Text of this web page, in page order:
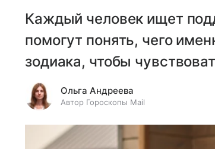
Каждый человек ищет
помогут понять, чего
зодиака, чтобы
Ольга Андреева
Автор Гороскопы Mail